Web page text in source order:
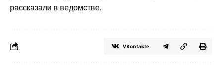
рассказали в ведомстве.
VKontakte